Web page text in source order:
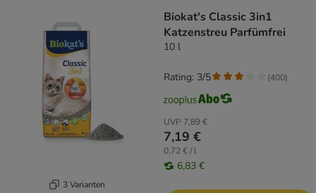
3 Varianten
Biokat's Classic 3in1
Katzenstreu Parfümfrei
10 l
UVP 7,89 €
7,19 €
0,72 € / l
6,83 €
Rating: 3/5 (400)